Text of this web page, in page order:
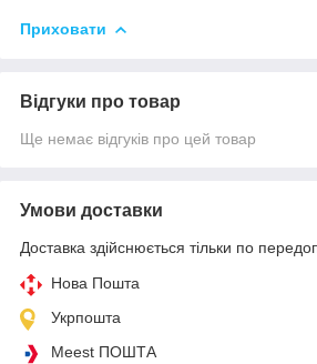
Приховати
Відгуки про товар
Ще немає відгуків про цей товар
Умови доставки
Доставка здійснюється тільки по
Нова Пошта
Укрпошта
Meest ПОШТА